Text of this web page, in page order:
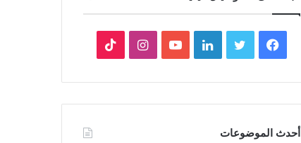
فيسبوكتويتر لينكدإنيوتيوبانستقرام
أحدث الموضوعات